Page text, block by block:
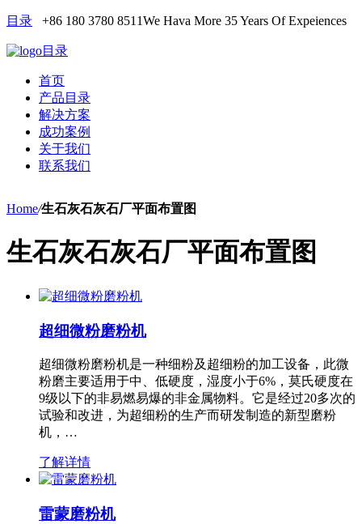
目录 +86 180 3780 8511We Hava More 35 Years Of Expeiences
目录
首页
产品目录
解决方案
成功案例
关于我们
联系我们
Home/生石灰石灰石厂平面布置图
生石灰石灰石厂平面布置图
超细微粉磨粉机
超细微粉磨粉机是一种细粉及超细粉的加工设备，此微
粉磨主要适用于中、低硬度，湿度小于6%，莫氏硬度在
9级以下的非易燃易爆的非金属物料。它是经过20多次的
试验和改进，为超细粉的生产而研发制造的新型磨粉
机，…
了解详情
雷蒙磨粉机